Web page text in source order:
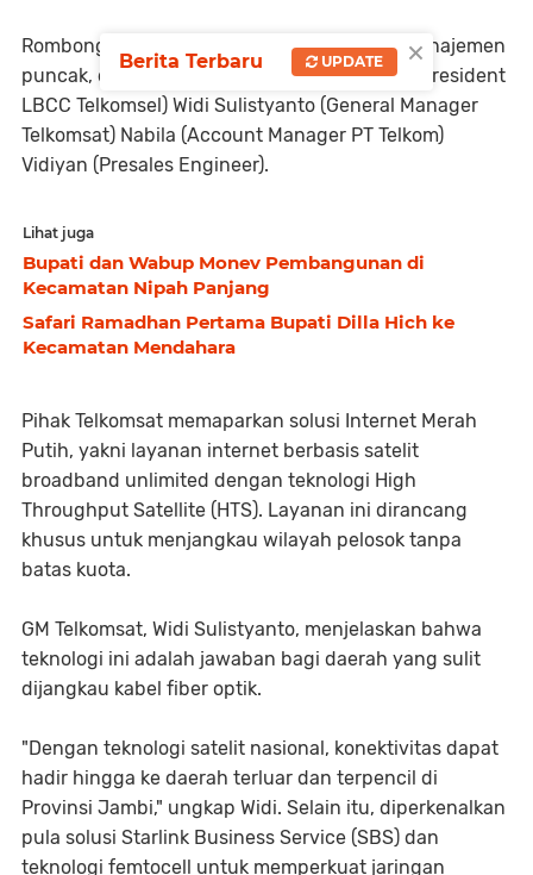
Rombongan disambut hangat oleh jajaran manajemen
puncak, di antaranya: Philipus Nanang (Vice President
LBCC Telkomsel) Widi Sulistyanto (General Manager
Telkomsat) Nabila (Account Manager PT Telkom) ​
Vidiyan (Presales Engineer).
Lihat juga
Bupati dan Wabup Monev Pembangunan di
Kecamatan Nipah Panjang
Safari Ramadhan Pertama Bupati Dilla Hich ke
Kecamatan Mendahara
Pihak Telkomsat memaparkan solusi Internet Merah
Putih, yakni layanan internet berbasis satelit
broadband unlimited dengan teknologi High
Throughput Satellite (HTS). Layanan ini dirancang
khusus untuk menjangkau wilayah pelosok tanpa
batas kuota.
​GM Telkomsat, Widi Sulistyanto, menjelaskan bahwa
teknologi ini adalah jawaban bagi daerah yang sulit
dijangkau kabel fiber optik.
"Dengan teknologi satelit nasional, konektivitas dapat
hadir hingga ke daerah terluar dan terpencil di
Provinsi Jambi," ungkap Widi. Selain itu, diperkenalkan
pula solusi Starlink Business Service (SBS) dan
teknologi femtocell untuk memperkuat jaringan
×
Berita Terbaru UPDATE